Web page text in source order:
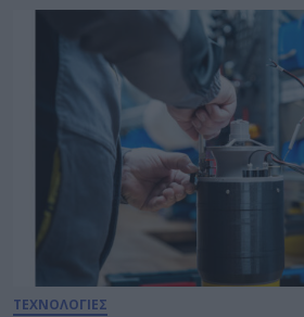
ΤΕΧΝΟΛΟΓΙΕΣ